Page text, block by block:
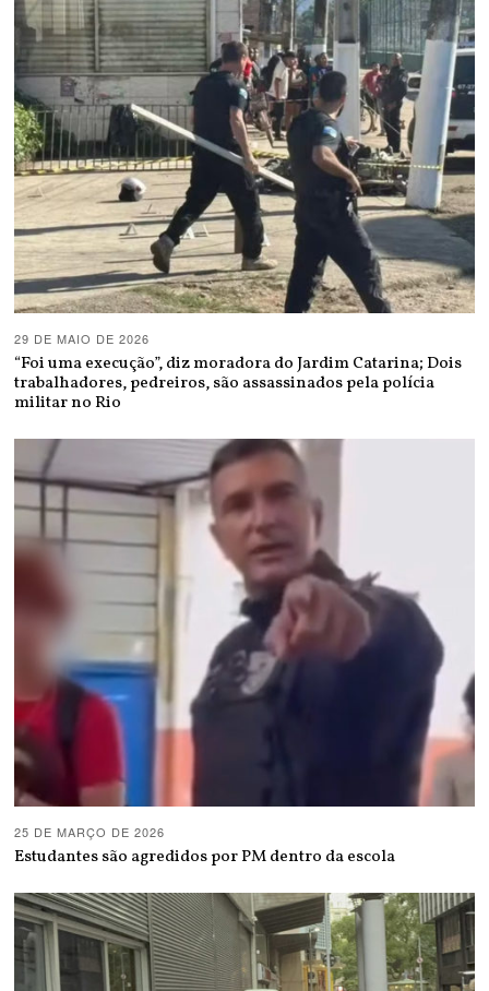
29 DE MAIO DE 2026
“Foi uma execução”, diz moradora do Jardim Catarina; Dois
trabalhadores, pedreiros, são assassinados pela polícia
militar no Rio
25 DE MARÇO DE 2026
Estudantes são agredidos por PM dentro da escola